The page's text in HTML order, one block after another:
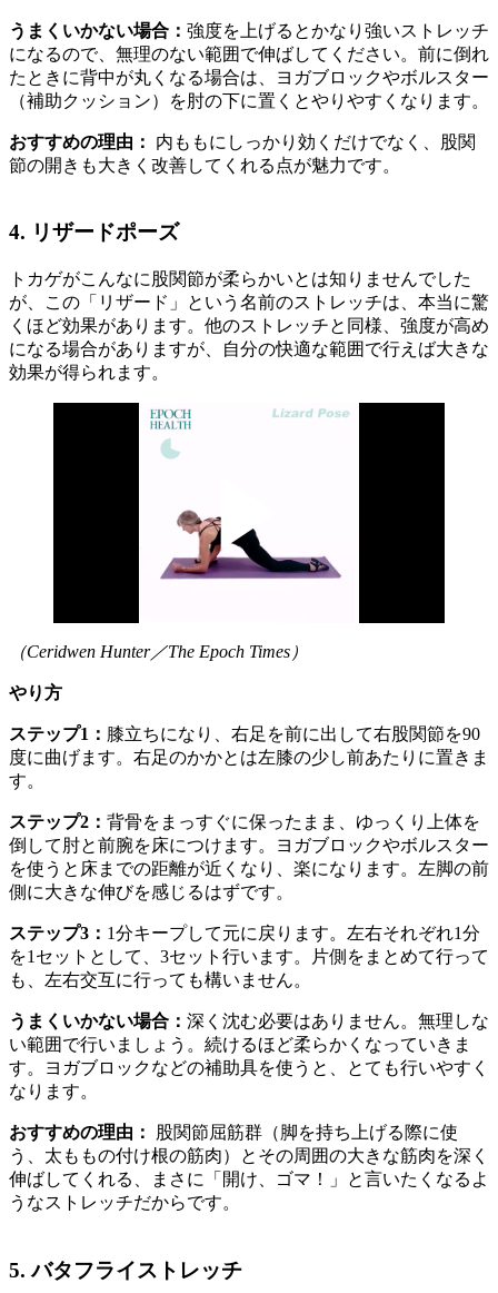
うまくいかない場合： 強度を上げるとかなり強いストレッチ
になるので、無理のない範囲で伸ばしてください。前に倒れ
たときに背中が丸くなる場合は、ヨガブロックやボルスター
（補助クッション）を肘の下に置くとやりやすくなります。
おすすめの理由：
内ももにしっかり効くだけでなく、股関
節の開きも大きく改善してくれる点が魅力です。
4. リザードポーズ
トカゲがこんなに股関節が柔らかいとは知りませんでした
が、この「リザード」という名前のストレッチは、本当に驚
くほど効果があります。他のストレッチと同様、強度が高め
になる場合がありますが、自分の快適な範囲で行えば大きな
効果が得られます。
（Ceridwen Hunter／The Epoch Times）
やり方
ステップ1： 膝立ちになり、右足を前に出して右股関節を90
度に曲げます。右足のかかとは左膝の少し前あたりに置きま
す。
ステップ2： 背骨をまっすぐに保ったまま、ゆっくり上体を
倒して肘と前腕を床につけます。ヨガブロックやボルスター
を使うと床までの距離が近くなり、楽になります。左脚の前
側に大きな伸びを感じるはずです。
ステップ3： 1分キープして元に戻ります。左右それぞれ1分
を1セットとして、3セット行います。片側をまとめて行って
も、左右交互に行っても構いません。
うまくいかない場合： 深く沈む必要はありません。無理しな
い範囲で行いましょう。続けるほど柔らかくなっていきま
す。ヨガブロックなどの補助具を使うと、とても行いやすく
なります。
おすすめの理由：
股関節屈筋群（脚を持ち上げる際に使
う、太ももの付け根の筋肉）とその周囲の大きな筋肉を深く
伸ばしてくれる、まさに「開け、ゴマ！」と言いたくなるよ
うなストレッチだからです。
5. バタフライストレッチ